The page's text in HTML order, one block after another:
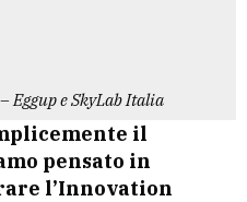
Eggup e SkyLab Italia
il
pensato in
l’Innovation